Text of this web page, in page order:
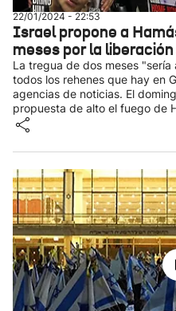
22/01/2024 - 22:53
Israel propone a
meses por la
La tregua de dos meses
todos los rehenes que hay en
agencias de noticias. El
propuesta de alto el fuego de